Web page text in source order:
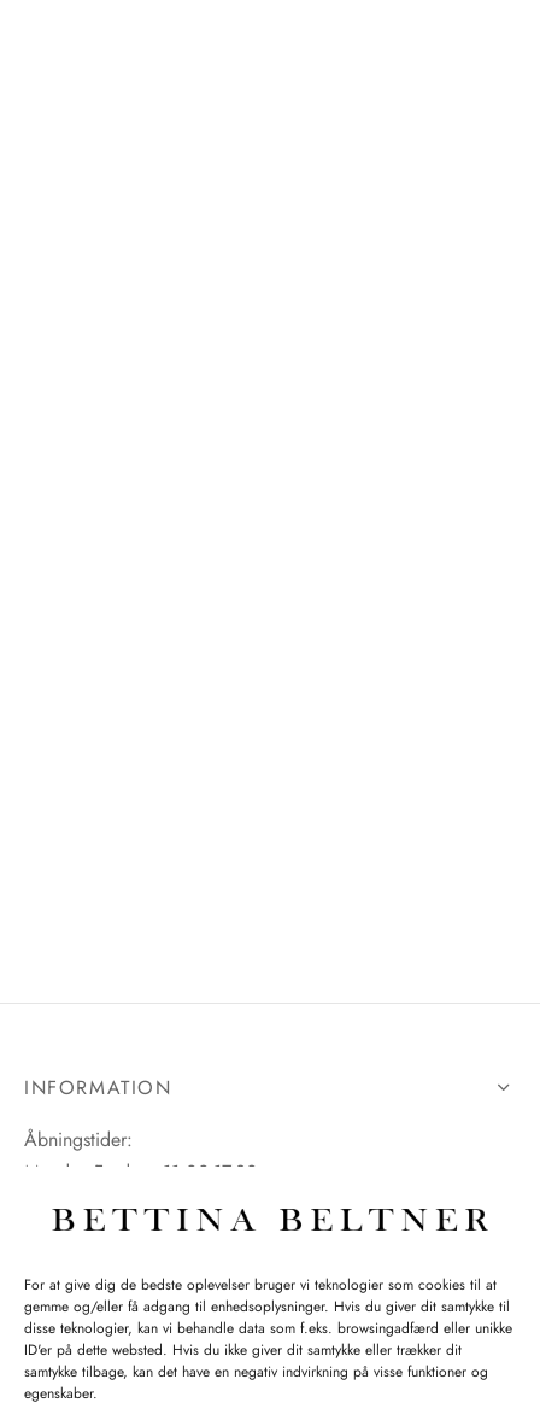
For at give dig de bedste oplevelser bruger vi teknologier som cookies til at
gemme og/eller få adgang til enhedsoplysninger. Hvis du giver dit samtykke til
disse teknologier, kan vi behandle data som f.eks. browsingadfærd eller unikke
ID'er på dette websted. Hvis du ikke giver dit samtykke eller trækker dit
samtykke tilbage, kan det have en negativ indvirkning på visse funktioner og
egenskaber.
INFORMATION
Åbningstider:
Mandag-Fredag: 11.00-17.30
Lørdag: 11.00-15.00
SPØRGSMÅL WEBORDRE
BUTIK BETTINA BELTNER